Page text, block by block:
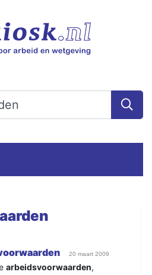
20 maart 2009
arbeidsvoorwaarden,